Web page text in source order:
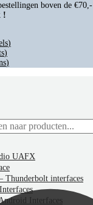
boven de €70,-
!
)
)
)
UAFX
Thunderbolt interfaces
Interfaces